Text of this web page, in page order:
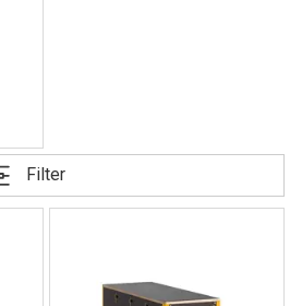
Filter